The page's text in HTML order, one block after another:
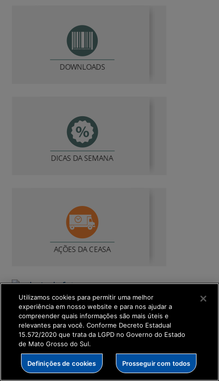
Utilizamos cookies para permitir uma melhor
experiência em nosso website e para nos ajudar a
compreender quais informações são mais úteis e
relevantes para você. Conforme Decreto Estadual
15.572/2020 que trata da LGPD no Governo do Estado
de Mato Grosso do Sul.
Definições de cookies Prosseguir com todos